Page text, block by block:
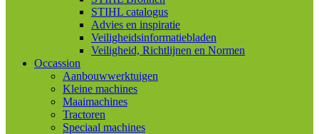
STIHL catalogus
Advies en inspiratie
Veiligheidsinformatiebladen
Veiligheid, Richtlijnen en Normen
Occassion
Aanbouwwerktuigen
Kleine machines
Maaimachines
Tractoren
Speciaal machines